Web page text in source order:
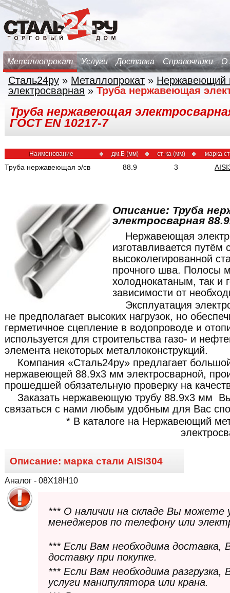
Металлопрокат Услуги Доставка Справочники О
Сталь24ру » Металлопрокат » Нержавеющий
электросварная » Труба нержавеющая
Труба нержавеющая
ГОСТ EN 10217-7
Наименование дм.Б (мм) ст-ка (мм) марка
Труба нержавеющая э/св 88.9 3
Описание: Труба
электросварная
Нержавеющая
изготавливается путём
высоколегированной
прочного шва. Полосы
холоднокатаным, так и
зависимости от
Эксплуатация
не предполагает высоких нагрузок, но
герметичное сцепление в водопроводе и
используется для строительства газо- и
элемента некоторых металлоконструкций.
Компания «Сталь24ру» предлагает
нержавеющей 88.9x3 мм электросварной,
прошедшей обязательную проверку на
Заказать нержавеющую трубу 88.9x3 мм
связаться с нами любым удобным для Вас
* В каталоге на Нержавеющий
Описание: марка стали AISI304
Аналог - 08Х18Н10
*** О наличии на складе Вы можете
менеджеров по телефону или
*** Если Вам необходима
доставку при покупке.
*** Если Вам необходима
услуги манипулятора или крана.